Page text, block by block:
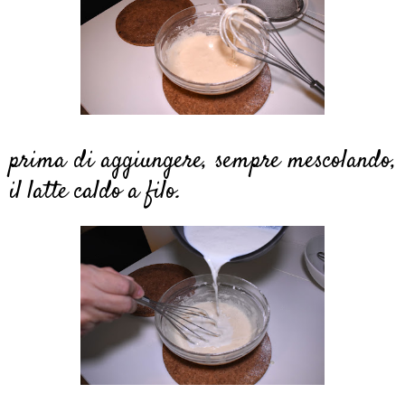
prima di aggiungere, sempre mescolando,
il latte caldo a filo.